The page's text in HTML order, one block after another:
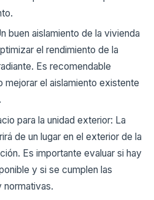
buen aislamiento de la vivienda
el rendimiento de la
Es recomendable
mejorar el aislamiento existente
para la unidad exterior: La
de un lugar en el exterior de la
Es importante evaluar si hay
y si se cumplen las
normativas.